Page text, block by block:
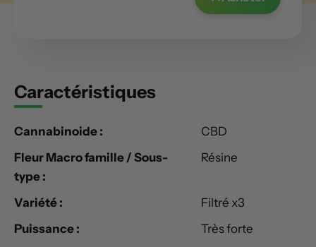
Caractéristiques
Cannabinoide :
CBD
Fleur Macro famille / Sous-
type :
Résine
Variété :
Filtré x3
Puissance :
Très forte